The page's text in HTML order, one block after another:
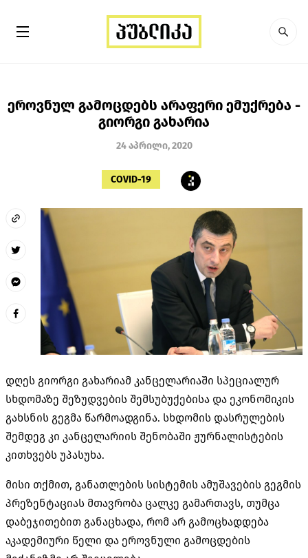
ეროვნულ გამოცდებს არაფერი ემუქრება -
გიორგი გახარია
24 აპრილი, 2020
COVID-19
დღეს გიორგი გახარიამ კანცელარიაში სპეციალურ
სხდომაზე შეზუდვების შემსუბუქებისა და ეკონომიკის
გახსნის გეგმა წარმოადგინა. სხდომის დასრულების
შემდეგ კი კანცელარიის შენობაში ჟურნალისტების
კითხვებს უპასუხა.
მისი თქმით, განათლების სისტემის ამუშავების გეგმის
პრეზენტაციას მთავრობა ცალკე გამართავს, თუმცა
დაბეჯითებით განაცხადა, რომ არ გამოცხადდება
აკადემიური წელი და ეროვნული გამოცდების